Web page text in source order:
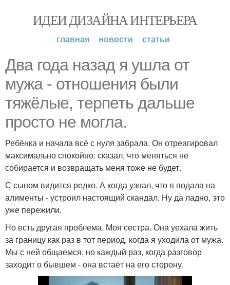
ИДЕИ ДИЗАЙНА ИНТЕРЬЕРА
главная новости статьи
Два года назад я ушла от
мужа - отношения были
тяжёлые, терпеть дальше
просто не могла.
Ребёнка и начала всё с нуля забрала. Он отреагировал
максимально спокойно: сказал, что меняться не
собирается и возвращать меня тоже не будет.
С сыном видится редко. А когда узнал, что я подала на
алименты - устроил настоящий скандал. Ну да ладно, это
уже пережили.
Но есть другая проблема. Моя сестра. Она уехала жить
за границу как раз в тот период, когда я уходила от мужа.
Мы с ней общаемся, но каждый раз, когда разговор
заходит о бывшем - она встаёт на его сторону.